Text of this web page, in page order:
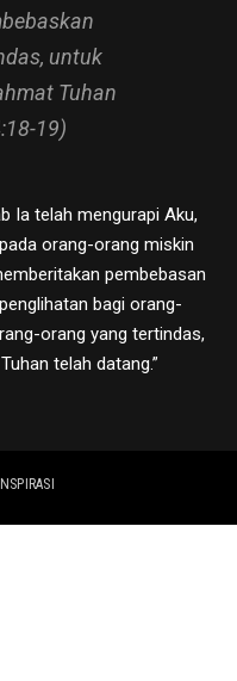
untuk
Tuhan
19)
Ia telah mengurapi Aku,
orang-orang miskin
pembebasan
bagi orang-
orang yang tertindas,
telah datang.”